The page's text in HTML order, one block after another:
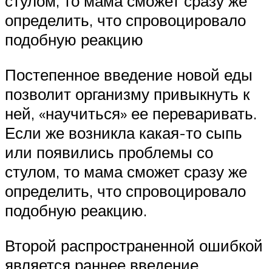
определить, что спровоцировало
подобную реакцию
Постепенное введение новой еды
позволит организму привыкнуть к
ней, «научиться» ее переваривать.
Если же возникла какая-то сыпь
или появились проблемы со
стулом, то мама сможет сразу же
определить, что спровоцировало
подобную реакцию.
Второй распространенной ошибкой
является раннее введение